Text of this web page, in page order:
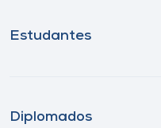
Estudantes
Diplomados